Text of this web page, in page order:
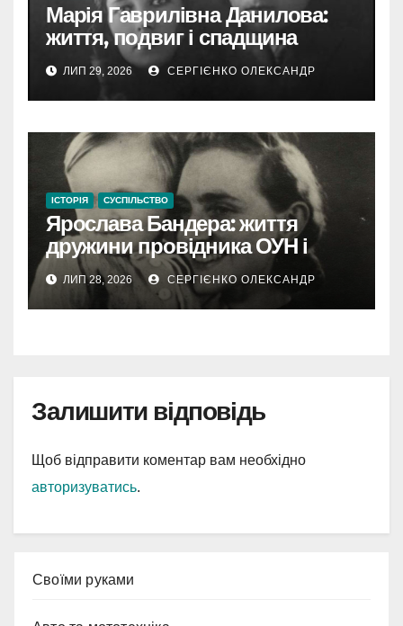
Марія Гаврилівна Данилова:
життя, подвиг і спадщина
новомучениці
ЛИП 29, 2026 СЕРГІЄНКО ОЛЕКСАНДР
ІСТОРІЯ СУСПІЛЬСТВО
Ярослава Бандера: життя
дружини провідника ОУН і
самостійної діячки
ЛИП 28, 2026 СЕРГІЄНКО ОЛЕКСАНДР
Залишити відповідь
Щоб відправити коментар вам необхідно
авторизуватись.
Cвоїми руками